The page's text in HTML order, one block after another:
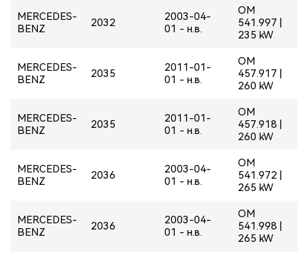
MERCEDES-
BENZ
2032
2003-04-
01 - н.в.
OM
541.997 |
235 kW
MERCEDES-
BENZ
2035
2011-01-
01 - н.в.
OM
457.917 |
260 kW
MERCEDES-
BENZ
2035
2011-01-
01 - н.в.
OM
457.918 |
260 kW
MERCEDES-
BENZ
2036
2003-04-
01 - н.в.
OM
541.972 |
265 kW
MERCEDES-
BENZ
2036
2003-04-
01 - н.в.
OM
541.998 |
265 kW